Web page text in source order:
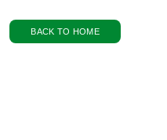
BACK TO HOME